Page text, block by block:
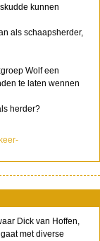
kunnen
als schaapsherder,
Wolf een
te laten wennen
herder?
Dick van Hoffen,
met diverse